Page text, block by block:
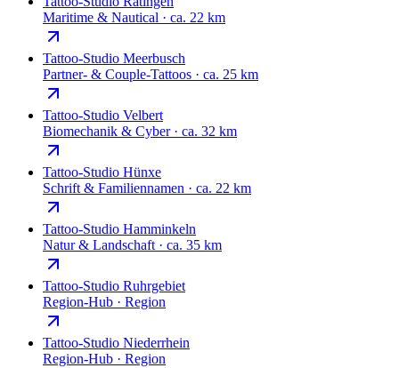
Maritime & Nautical · ca. 22 km
Tattoo-Studio Meerbusch
Partner- & Couple-Tattoos · ca. 25 km
Tattoo-Studio Velbert
Biomechanik & Cyber· ca. 32 km
Tattoo-Studio Hünxe
Schrift & Familiennamen · ca. 22 km
Tattoo-Studio Hamminkeln
Natur & Landschaft · ca. 35 km
Tattoo-Studio Ruhrgebiet
Region-Hub · Region
Tattoo-Studio Niederrhein
Region-Hub · Region